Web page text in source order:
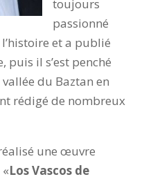
toujours
passionné
et a publié
puis il s’est penché
du Baztan en
rédigé de nombreux
une œuvre
Los Vascos de